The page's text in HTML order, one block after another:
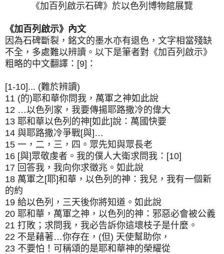
《加百列啟示石碑》於以色列博物館展覽
《加百列啟示》內文
因為石碑斷裂，銘文的墨水亦有退色，文字相當殘缺
不全，多處難以辨讀。以下是筆者對《加百列啟示》
粗略的中文翻譯：[9]：
[1-10]... (難於辨讀)
11 (的)耶和華你問我，萬軍之神如此說
12 …以色列家，我要傳揚耶路撒冷的偉大
13 耶和華以色列的神[如此]說：萬國快要
14 與耶路撒冷爭戰[與]…
15 一，二，三，四。眾先知與眾長老
16 [與]眾敬虔者。我的僕人大衛求問我：[10]
17 回答我，我向你求徵兆。如此說
18 萬軍之[耶]和華，以色列的神：我兒，我有一個新
的約
19 給以色列，三天後你將知道。如此說
20 耶和華，萬軍之神，以色列的神：邪惡必會被公義
21 打敗；求問我，我必告訴你這壞枝子是什麼。
22 不是藉著…你存在，(但) 天使幫助你，
23 不要怕！可稱頌的是耶和華神的榮耀從